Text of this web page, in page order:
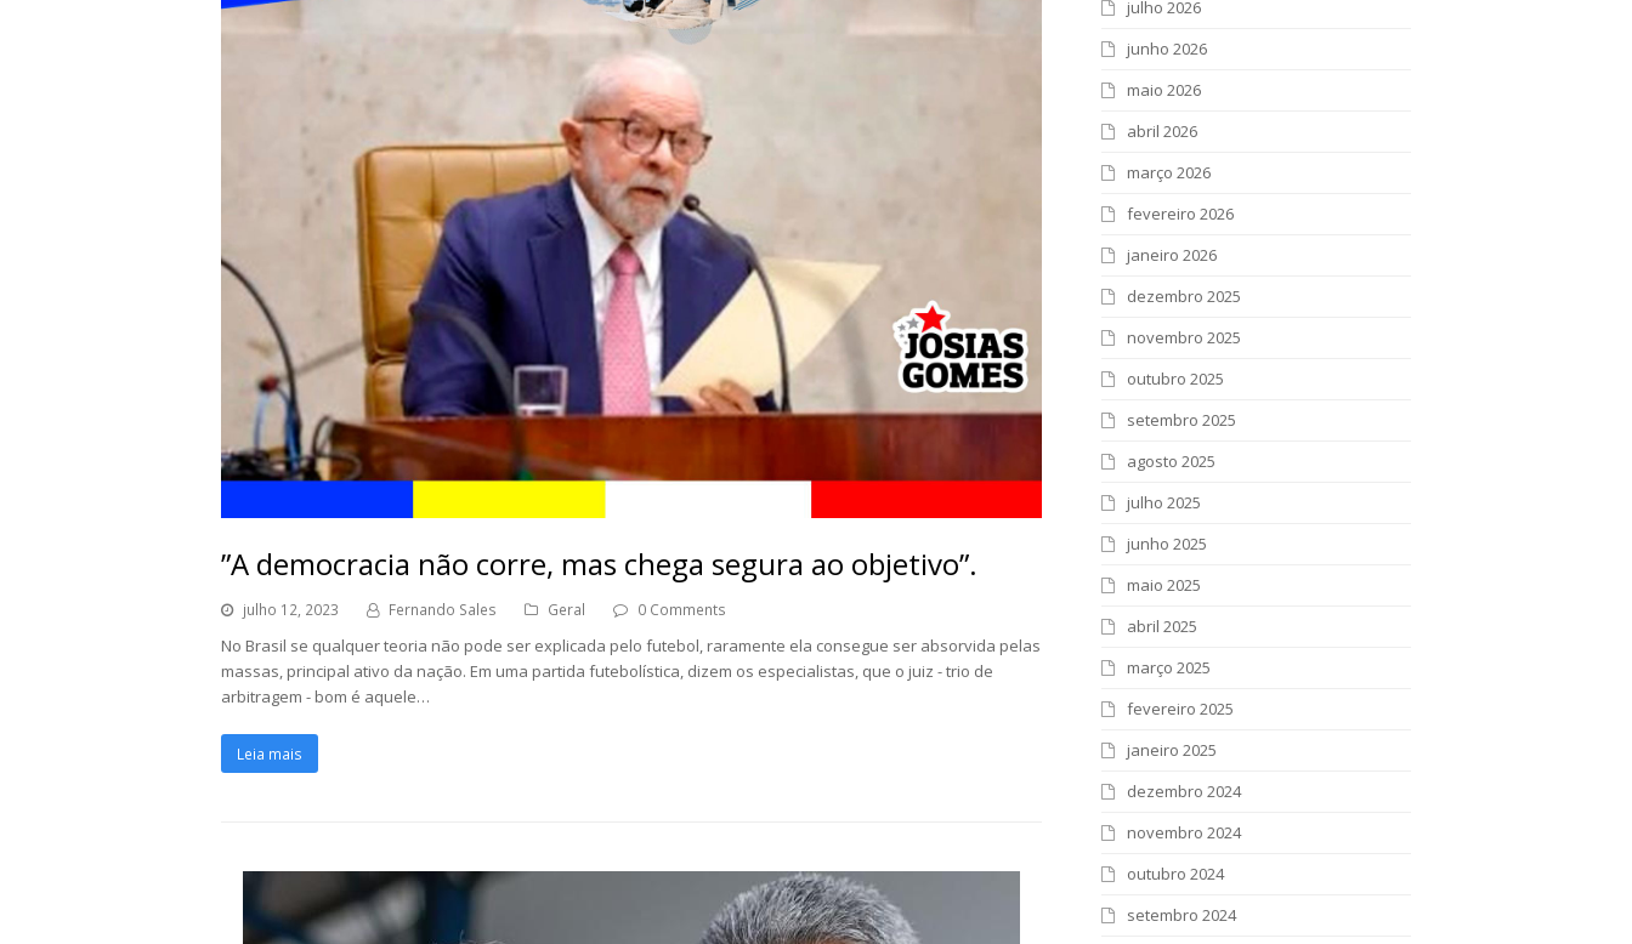
”A democracia não corre, mas chega segura ao objetivo”.
julho 12, 2023 Fernando Sales Geral 0 Comments
No Brasil se qualquer teoria não pode ser explicada pelo futebol, raramente ela consegue ser absorvida pelas
massas, principal ativo da nação. Em uma partida futebolística, dizem os especialistas, que o juiz - trio de
arbitragem - bom é aquele…
Leia mais
julho 2026
junho 2026
maio 2026
abril 2026
março 2026
fevereiro 2026
janeiro 2026
dezembro 2025
novembro 2025
outubro 2025
setembro 2025
agosto 2025
julho 2025
junho 2025
maio 2025
abril 2025
março 2025
fevereiro 2025
janeiro 2025
dezembro 2024
novembro 2024
outubro 2024
setembro 2024